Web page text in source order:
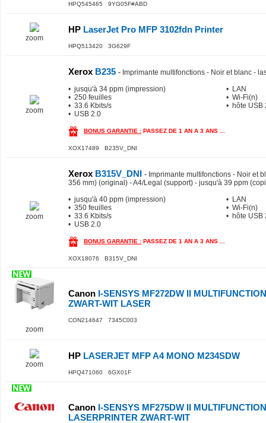
HPQ545465 9YG05F#ABD
zoom
HP LaserJet Pro MFP 3102fdn Printer
HPQ513420 3G629F
zoom
Xerox B235 - Imprimante multifonctions - Noir et blanc -
• jusqu'à 34 ppm (impression)
• 250 feuilles
• 33.6 Kbits/s
• USB 2.0
• LAN
• Wi-Fi(n)
• hôte USB
BONUS GARANTIE : PASSEZ DE 1 AN A 3 ANS ...
XOX17489 B235V_DNI
zoom
Xerox B315V_DNI - Imprimante multifonctions - Noir et
356 mm) (original) - A4/Legal (support) - jusqu'à 39 ppm
• jusqu'à 40 ppm (impression)
• 350 feuilles
• 33.6 Kbits/s
• USB 2.0
• LAN
• Wi-Fi(n)
• hôte USB
BONUS GARANTIE : PASSEZ DE 1 AN A 3 ANS ...
XOX18076 B315V_DNI
zoom
Canon I-SENSYS MF272DW II
ZWART-WIT LASER
CON214647 7345C003
zoom
HP LASERJET MFP A4 MONO M234SDW
HPQ471060 6GX01F
Canon I-SENSYS MF275DW II
LASERPRINTER ZWART-WIT